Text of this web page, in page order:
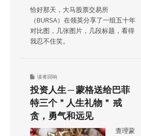
恰好那天，大马股票交易所
（BURSA）在领英分享了一组五十年
对比图，几张图片，几段标题，看得
我忍不住笑。
读者回响
投资人生 ─ 蒙格送给巴菲
特三个＂人生礼物＂ 戒
贪，勇气和远见
查理蒙